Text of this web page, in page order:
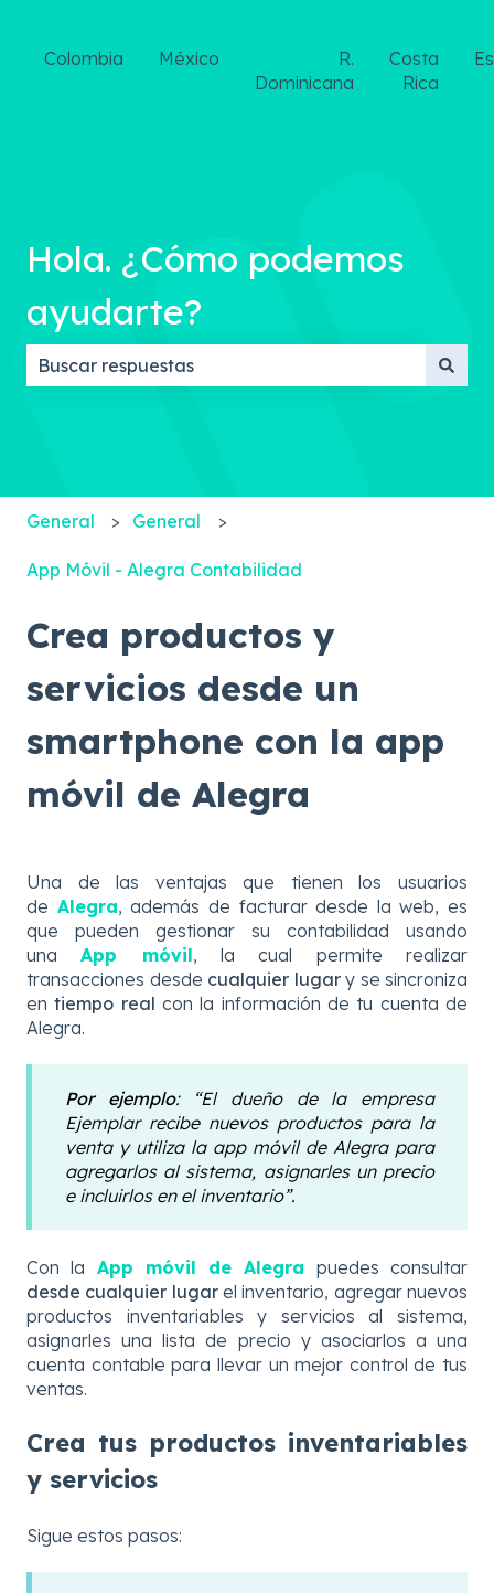
Colombia México
R.
Dominicana
Costa
Rica
Hola. ¿Cómo podemos
ayudarte?
General General
App Móvil - Alegra Contabilidad
Crea productos y
servicios desde un
smartphone con la app
móvil de Alegra
Una de las ventajas que tienen los usuarios
de Alegra, además de facturar desde la web, es
que pueden gestionar su contabilidad usando
unaApp móvil, la cual permite realizar
transacciones desde cualquier lugary se sincroniza
entiempo real con la información de tu cuenta de
Alegra.
Por ejemplo: “El dueño de la empresa
Ejemplar recibe nuevos productos para la
venta y utiliza la app móvil de Alegra para
agregarlos al sistema, asignarles un precio
e incluirlos en el inventario”.
Con la App móvil de Alegra puedes consultar
desde cualquier lugarel inventario, agregar nuevos
productos inventariables y servicios al sistema,
asignarles una lista de precio y asociarlos a una
cuenta contable para llevar un mejor control de tus
ventas.
Crea tus productos inventariables
y servicios
Sigue estos pasos: